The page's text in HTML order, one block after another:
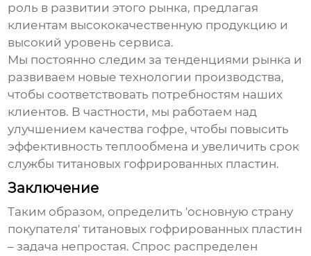
роль в развитии этого рынка, предлагая
клиентам высококачественную продукцию и
высокий уровень сервиса.
Мы постоянно следим за тенденциями рынка и
развиваем новые технологии производства,
чтобы соответствовать потребностям наших
клиентов. В частности, мы работаем над
улучшением качества гофре, чтобы повысить
эффективность теплообмена и увеличить срок
службытитановых гофрированных пластин.
Заключение
Таким образом, определить 'основную страну
покупателя'титановых гофрированных пластин
– задача непростая. Спрос распределен